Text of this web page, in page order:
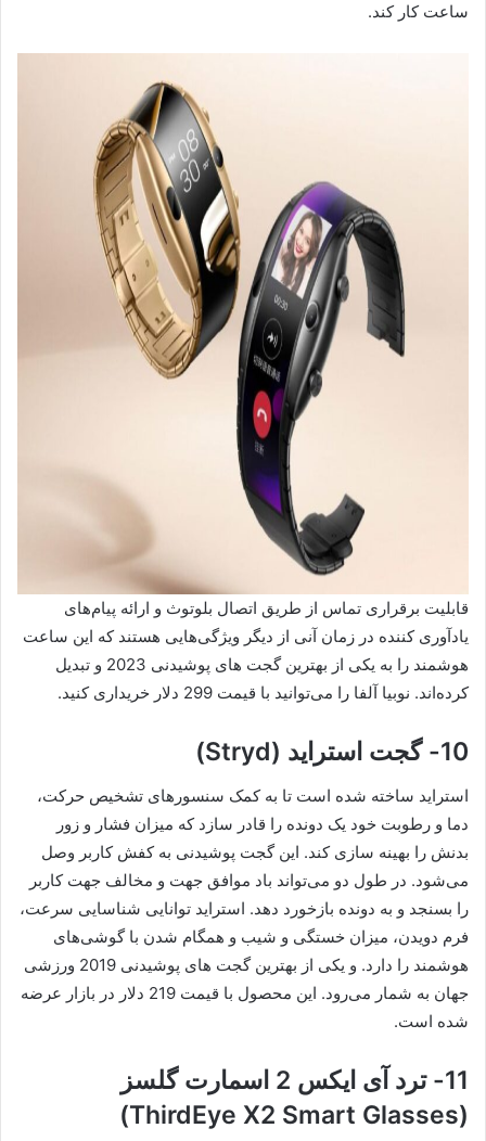
ساعت کار کند.
قابلیت برقراری تماس از طریق اتصال بلوتوث و ارائه پیام‌های
یادآوری کننده در زمان آنی از دیگر ویژگی‌هایی هستند که این ساعت
هوشمند را به یکی از بهترین گجت های پوشیدنی 2023 و تبدیل
کرده‌اند. نوبیا آلفا را می‌توانید با قیمت 299 دلار خریداری کنید.
10- گجت استراید (Stryd)
استراید ساخته شده است تا به کمک سنسورهای تشخیص حرکت،
دما و رطوبت خود یک دونده را قادر سازد که میزان فشار و زور
بدنش را بهینه سازی کند. این گجت پوشیدنی به کفش کاربر وصل
می‌شود. در طول دو می‌تواند باد موافق جهت و مخالف جهت کاربر
را بسنجد و به دونده بازخورد دهد. استراید توانایی شناسایی سرعت،
فرم دویدن، میزان خستگی و شیب و همگام شدن با گوشی‌های
هوشمند را دارد. و یکی از بهترین گجت های پوشیدنی 2019 ورزشی
جهان به شمار می‌رود. این محصول با قیمت 219 دلار در بازار عرضه
شده است.
11- ترد آی ایکس 2 اسمارت گلسز
(ThirdEye X2 Smart Glasses)